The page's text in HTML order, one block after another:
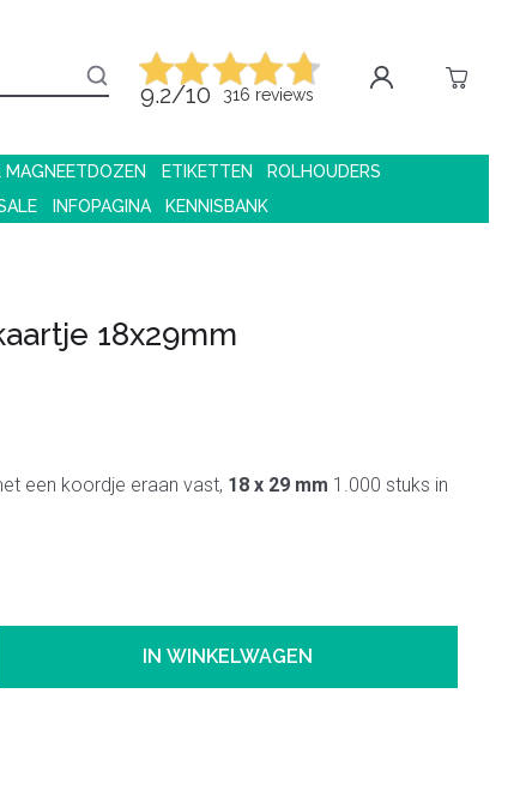
9.2/10 316 reviews
MAGNEETDOZEN ETIKETTEN
ROLHOUDERS
INFOPAGINA KENNISBANK
18x29mm
een koordje eraan vast, 18 x 29 mm 1.000 stuks in
IN WINKELWAGEN